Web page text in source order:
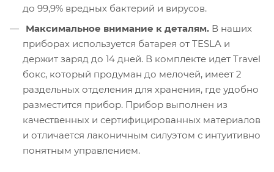
до 99,9% вредных бактерий и вирусов.
Максимальное внимание к деталям. В наших
приборах используется батарея от TESLA и
держит заряд до 14 дней. В комплекте идет Travel
бокс, который продуман до мелочей, имеет 2
раздельных отделения для хранения, где удобно
разместится прибор. Прибор выполнен из
качественных и сертифицированных материалов
и отличается лаконичным силуэтом с интуитивно
понятным управлением.